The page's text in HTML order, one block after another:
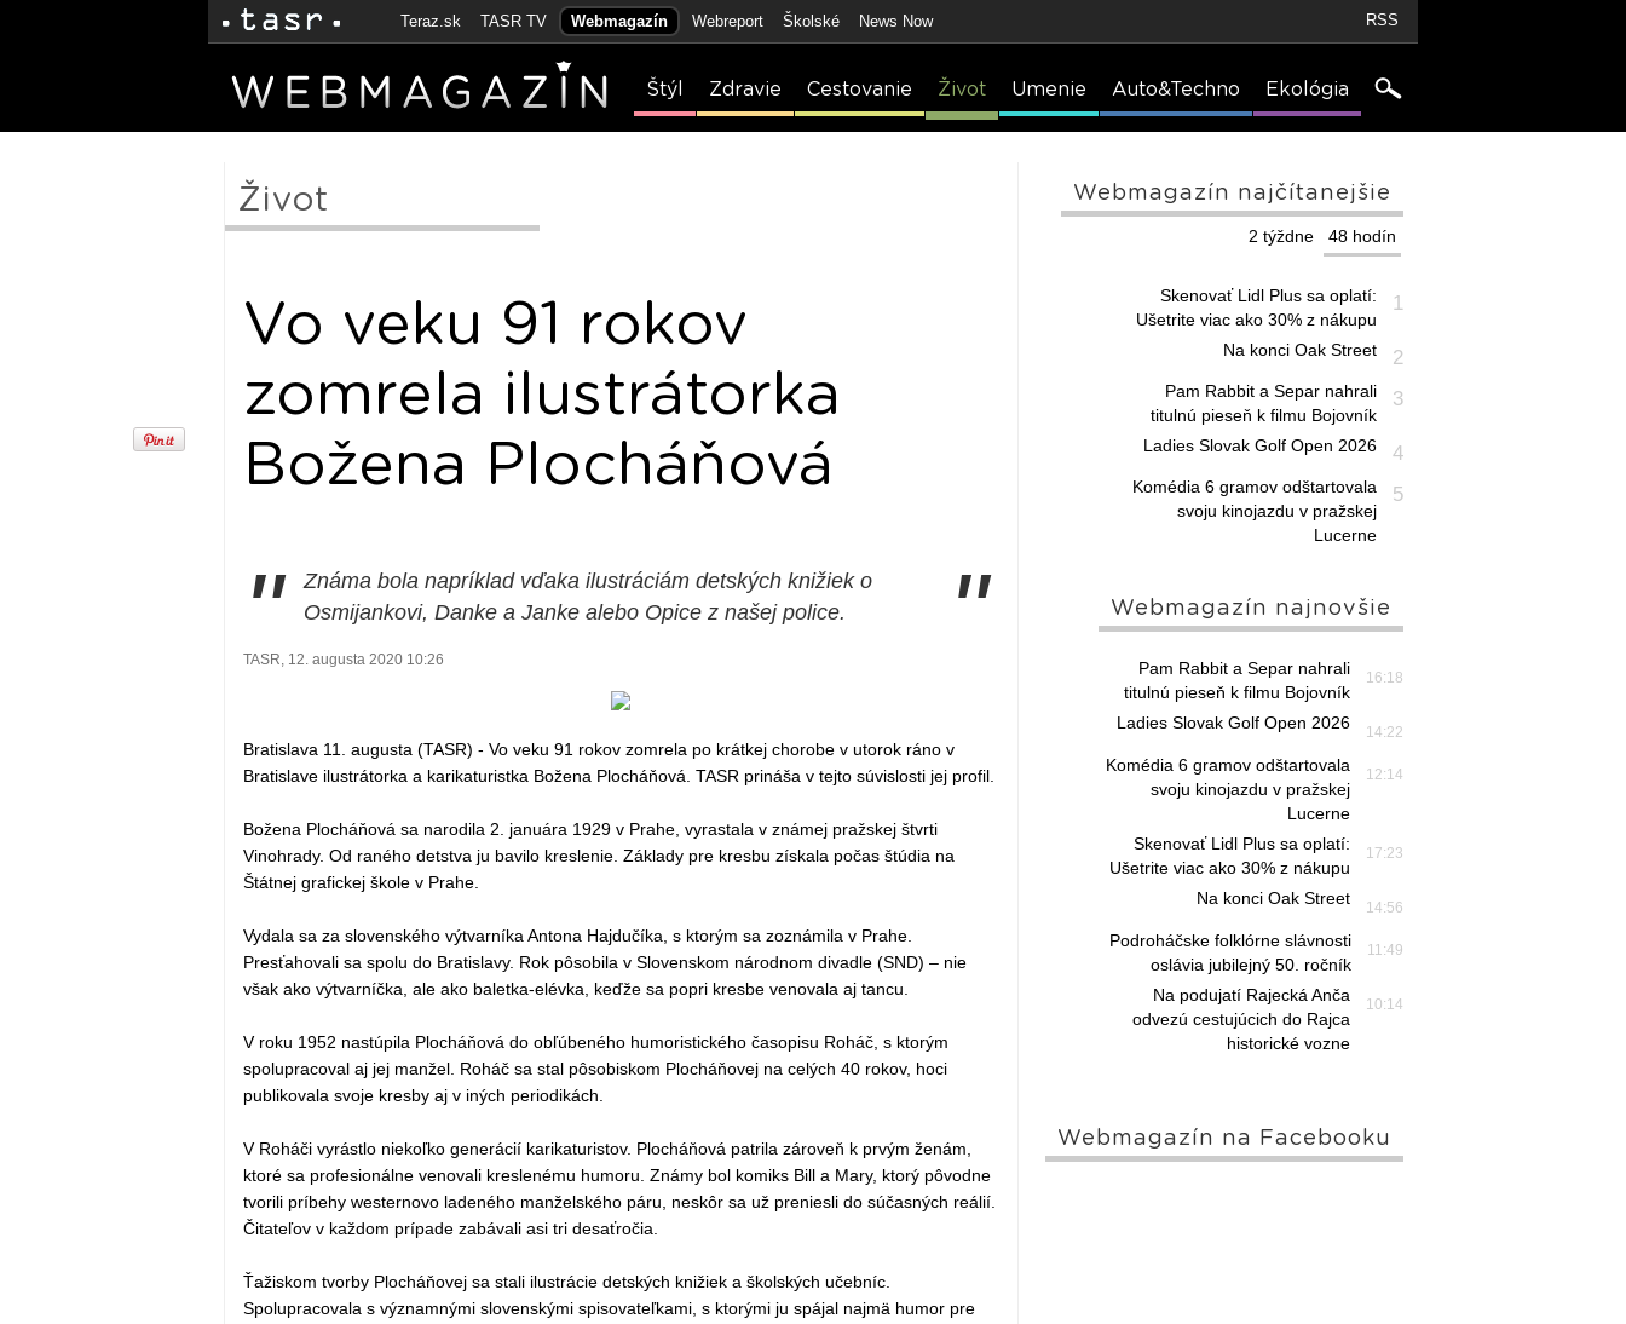
Teraz.sk TASR TV Webmagazín Webreport Školské News Now RSS
Štýl Zdravie Cestovanie Život Umenie Auto&Techno Ekológia
Život
Vo veku 91 rokov
zomrela ilustrátorka
Božena Plocháňová
"
Známa bola napríklad vďaka ilustráciám detských knižiek o
Osmijankovi, Danke a Janke alebo Opice z našej police.
"
TASR, 12. augusta 2020 10:26
Bratislava 11. augusta (TASR) - Vo veku 91 rokov zomrela po krátkej chorobe v utorok ráno v
Bratislave ilustrátorka a karikaturistka Božena Plocháňová. TASR prináša v tejto súvislosti jej profil.
Božena Plocháňová sa narodila 2. januára 1929 v Prahe, vyrastala v známej pražskej štvrti
Vinohrady. Od raného detstva ju bavilo kreslenie. Základy pre kresbu získala počas štúdia na
Štátnej grafickej škole v Prahe.
Vydala sa za slovenského výtvarníka Antona Hajdučíka, s ktorým sa zoznámila v Prahe.
Presťahovali sa spolu do Bratislavy. Rok pôsobila v Slovenskom národnom divadle (SND) – nie
však ako výtvarníčka, ale ako baletka-elévka, keďže sa popri kresbe venovala aj tancu.
V roku 1952 nastúpila Plocháňová do obľúbeného humoristického časopisu Roháč, s ktorým
spolupracoval aj jej manžel. Roháč sa stal pôsobiskom Plocháňovej na celých 40 rokov, hoci
publikovala svoje kresby aj v iných periodikách.
V Roháči vyrástlo niekoľko generácií karikaturistov. Plocháňová patrila zároveň k prvým ženám,
ktoré sa profesionálne venovali kreslenému humoru. Známy bol komiks Bill a Mary, ktorý pôvodne
tvorili príbehy westernovo ladeného manželského páru, neskôr sa už preniesli do súčasných reálií.
Čitateľov v každom prípade zabávali asi tri desaťročia.
Ťažiskom tvorby Plocháňovej sa stali ilustrácie detských knižiek a školských učebníc.
Spolupracovala s významnými slovenskými spisovateľkami, s ktorými ju spájal najmä humor pre
Webmagazín najčítanejšie
48 hodín
2 týždne
1
Skenovať Lidl Plus sa oplatí:
Ušetrite viac ako 30% z nákupu
2
Na konci Oak Street
3
Pam Rabbit a Separ nahrali
titulnú pieseň k filmu Bojovník
4
Ladies Slovak Golf Open 2026
5
Komédia 6 gramov odštartovala
svoju kinojazdu v pražskej
Lucerne
Webmagazín najnovšie
16:18
Pam Rabbit a Separ nahrali
titulnú pieseň k filmu Bojovník
14:22
Ladies Slovak Golf Open 2026
12:14
Komédia 6 gramov odštartovala
svoju kinojazdu v pražskej
Lucerne
17:23
Skenovať Lidl Plus sa oplatí:
Ušetrite viac ako 30% z nákupu
14:56
Na konci Oak Street
11:49
Podroháčske folklórne slávnosti
oslávia jubilejný 50. ročník
10:14
Na podujatí Rajecká Anča
odvezú cestujúcich do Rajca
historické vozne
Webmagazín na Facebooku